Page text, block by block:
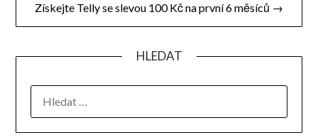
Získejte Telly se slevou 100 Kč na první 6 měsíců →
HLEDAT